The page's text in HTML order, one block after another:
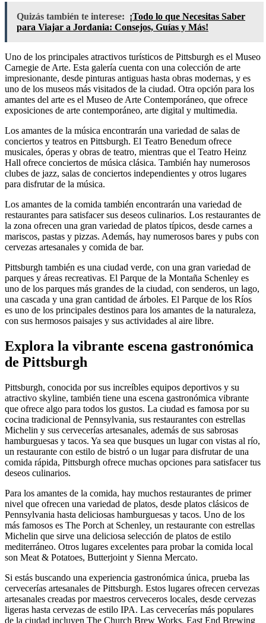
Quizás también te interese: ¡Todo lo que Necesitas Saber
para Viajar a Jordania: Consejos, Guías y Más!
Uno de los principales atractivos turísticos de Pittsburgh es el Museo
Carnegie de Arte. Esta galería cuenta con una colección de arte
impresionante, desde pinturas antiguas hasta obras modernas, y es
uno de los museos más visitados de la ciudad. Otra opción para los
amantes del arte es el Museo de Arte Contemporáneo, que ofrece
exposiciones de arte contemporáneo, arte digital y multimedia.
Los amantes de la música encontrarán una variedad de salas de
conciertos y teatros en Pittsburgh. El Teatro Benedum ofrece
musicales, óperas y obras de teatro, mientras que el Teatro Heinz
Hall ofrece conciertos de música clásica. También hay numerosos
clubes de jazz, salas de conciertos independientes y otros lugares
para disfrutar de la música.
Los amantes de la comida también encontrarán una variedad de
restaurantes para satisfacer sus deseos culinarios. Los restaurantes de
la zona ofrecen una gran variedad de platos típicos, desde carnes a
mariscos, pastas y pizzas. Además, hay numerosos bares y pubs con
cervezas artesanales y comida de bar.
Pittsburgh también es una ciudad verde, con una gran variedad de
parques y áreas recreativas. El Parque de la Montaña Schenley es
uno de los parques más grandes de la ciudad, con senderos, un lago,
una cascada y una gran cantidad de árboles. El Parque de los Ríos
es uno de los principales destinos para los amantes de la naturaleza,
con sus hermosos paisajes y sus actividades al aire libre.
Explora la vibrante escena gastronómica
de Pittsburgh
Pittsburgh, conocida por sus increíbles equipos deportivos y su
atractivo skyline, también tiene una escena gastronómica vibrante
que ofrece algo para todos los gustos. La ciudad es famosa por su
cocina tradicional de Pennsylvania, sus restaurantes con estrellas
Michelin y sus cervecerías artesanales, además de sus sabrosas
hamburguesas y tacos. Ya sea que busques un lugar con vistas al río,
un restaurante con estilo de bistró o un lugar para disfrutar de una
comida rápida, Pittsburgh ofrece muchas opciones para satisfacer tus
deseos culinarios.
Para los amantes de la comida, hay muchos restaurantes de primer
nivel que ofrecen una variedad de platos, desde platos clásicos de
Pennsylvania hasta deliciosas hamburguesas y tacos. Uno de los
más famosos es The Porch at Schenley, un restaurante con estrellas
Michelin que sirve una deliciosa selección de platos de estilo
mediterráneo. Otros lugares excelentes para probar la comida local
son Meat & Potatoes, Butterjoint y Sienna Mercato.
Si estás buscando una experiencia gastronómica única, prueba las
cervecerías artesanales de Pittsburgh. Estos lugares ofrecen cervezas
artesanales creadas por maestros cerveceros locales, desde cervezas
ligeras hasta cervezas de estilo IPA. Las cervecerías más populares
de la ciudad incluyen The Church Brew Works, East End Brewing